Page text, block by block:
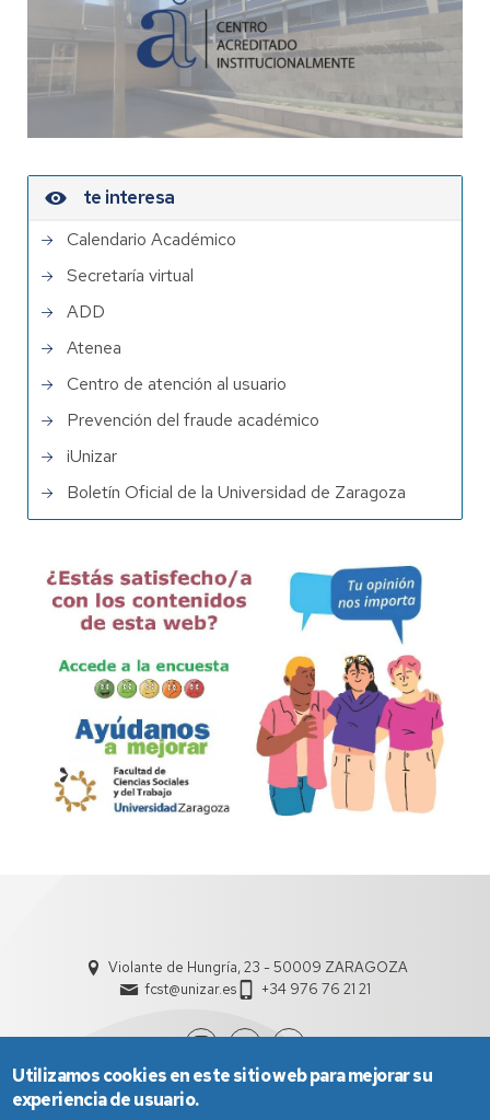
te interesa
Calendario Académico
Secretaría virtual
ADD
Atenea
Centro de atención al usuario
Prevención del fraude académico
iUnizar
Boletín Oficial de la Universidad de Zaragoza
Violante de Hungría, 23 - 50009 ZARAGOZA
fcst@unizar.es
+34 976 76 21 21
Utilizamos cookies en este sitio web para mejorar su
experiencia de usuario.